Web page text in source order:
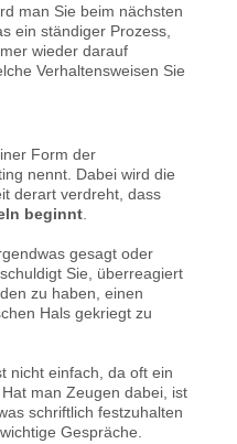
man Sie beim nächsten
ein ständiger Prozess,
wieder darauf
Verhaltensweisen Sie
Form der
nennt. Dabei wird die
derart verdreht, dass
beginnt
gesagt oder
Sie, überreagiert
zu haben, einen
Hals gekriegt zu
nicht einfach, da oft ein
man Zeugen dabei, ist
schriftlich festzuhalten
Gespräche.